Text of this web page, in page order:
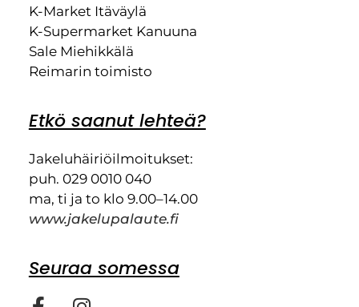
K-Market Itäväylä
K-Supermarket Kanuuna
Sale Miehikkälä
Reimarin toimisto
Etkö saanut lehteä?
Jakeluhäiriöilmoitukset:
puh. 029 0010 040
ma, ti ja to klo 9.00–14.00
www.jakelupalaute.fi
Seuraa somessa